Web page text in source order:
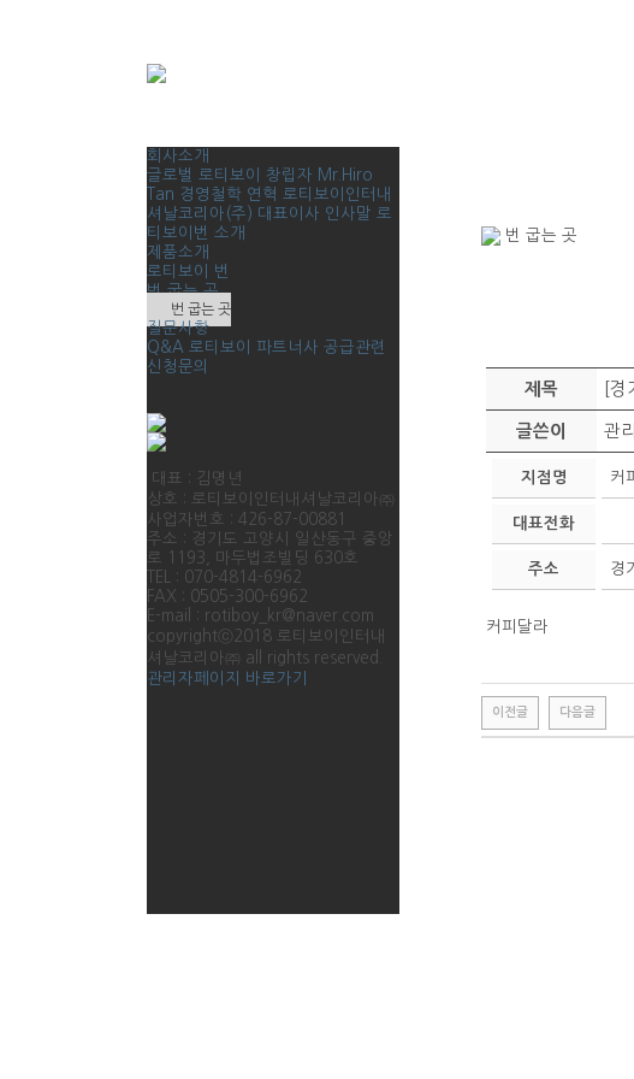
회사소개
글로벌 로티보이
창립자 Mr.Hiro
Tan 경영철학 연혁 로티보이인터내
셔날코리아(주) 대표이사 인사말 로
티보이번 소개
제품소개
로티보이 번
번 굽는 곳
번 굽는 곳
질문사항
Q&A 로티보이 파트너사 공급관련
신청문의
대표 : 김명년
상호 : 로티보이인터내셔날코리아㈜
사업자번호 : 426-87-00881
주소 : 경기도 고양시 일산동구 중앙
로 1193, 마두법조빌딩 630호
TEL : 070-4814-6962
FAX : 0505-300-6962
E-mail : rotiboy_kr@naver.com
copyrightⓒ2018 로티보이인터내
셔날코리아㈜ all rights reserved.
관리자페이지 바로가기
번 굽는 곳
제목 [
글쓴이 관
지점명 커
대표전화
주소 경
커피달라
이전글 다음글